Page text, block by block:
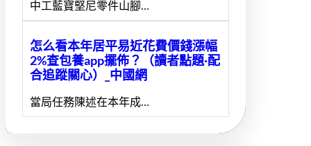
中工藍寶堅尼零件山腳…
怎么看本年居平易近花費價錢漲幅
2%查包養app擺佈？（讀者點題·配
合追蹤關心）_中國網
當局任務陳述在本年成…